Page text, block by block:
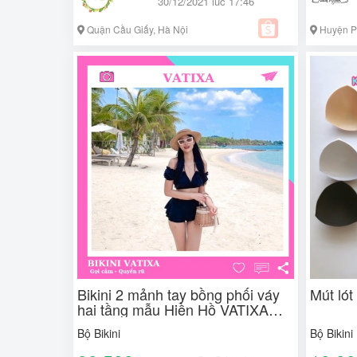
Quận Cầu Giấy, Hà Nội Huyện
Bikini 2 mảnh tay bồng phối váy
hai tầng mẫu Hiền Hồ VATIXA
BKN77
Bộ Bikini
Mút
Bộ Bikini